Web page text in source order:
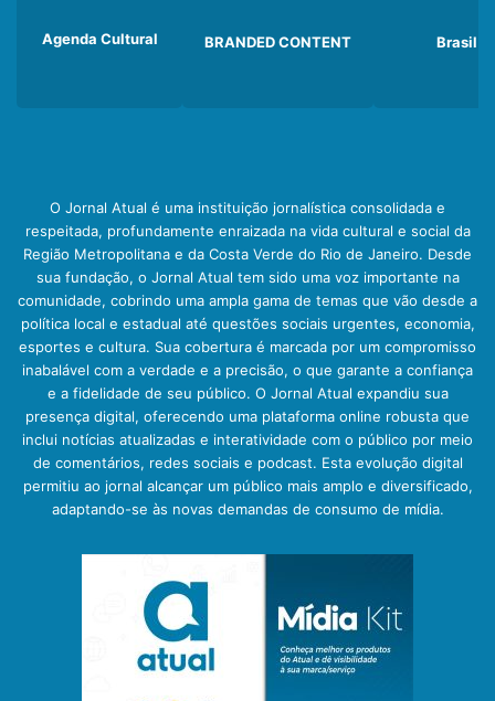
Agenda Cultural BRANDED CONTENT Brasil
O Jornal Atual é uma instituição jornalística consolidada e
respeitada, profundamente enraizada na vida cultural e social da
Região Metropolitana e da Costa Verde do Rio de Janeiro. Desde
sua fundação, o Jornal Atual tem sido uma voz importante na
comunidade, cobrindo uma ampla gama de temas que vão desde a
política local e estadual até questões sociais urgentes, economia,
esportes e cultura. Sua cobertura é marcada por um compromisso
inabalável com a verdade e a precisão, o que garante a confiança
e a fidelidade de seu público. O Jornal Atual expandiu sua
presença digital, oferecendo uma plataforma online robusta que
inclui notícias atualizadas e interatividade com o público por meio
de comentários, redes sociais e podcast. Esta evolução digital
permitiu ao jornal alcançar um público mais amplo e diversificado,
adaptando-se às novas demandas de consumo de mídia.